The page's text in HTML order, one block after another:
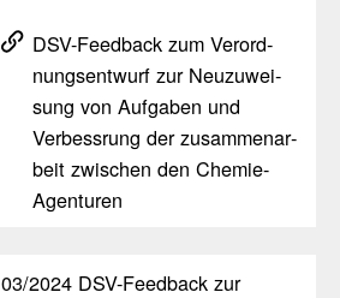
DSV-Feed­back zum Verord­
nungs­ent­wurf zur Neuzu­wei­
sung von Aufgaben und
Verbess­rung der zusam­men­ar­
beit zwischen den Chemie-
Agen­turen
03/​2024 DSV-Feed­back zur